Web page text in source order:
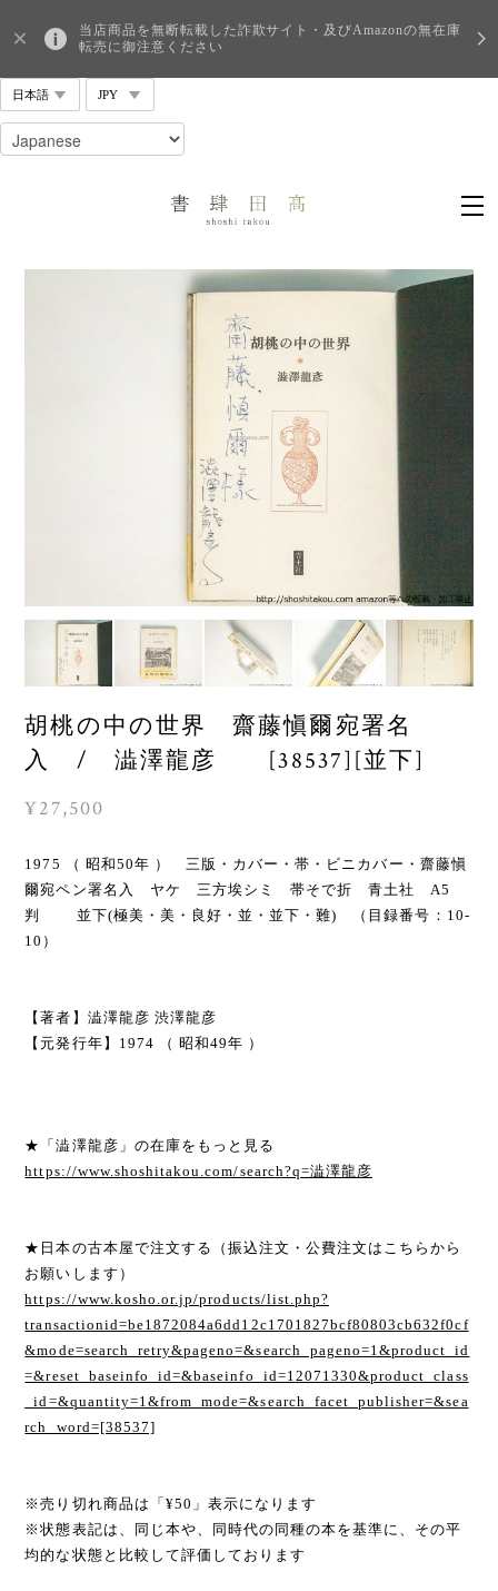
当店商品を無断転載した詐欺サイト・及びAmazonの無在庫
転売に御注意ください
胡桃の中の世界 齋藤愼爾宛署名
入 / 澁澤龍彦 [38537][並下]
¥27,500
1975 （ 昭和50年 ） 三版・カバー・帯・ビニカバー・齋藤愼
爾宛ペン署名入 ヤケ 三方埃シミ 帯そで折 青土社 A5
判 並下(極美・美・良好・並・並下・難) （目録番号：10-
10）
【著者】澁澤龍彦 渋澤龍彦
【元発行年】1974 （ 昭和49年 ）
★「澁澤龍彦」の在庫をもっと見る
https://www.shoshitakou.com/search?q=澁澤龍彦
★日本の古本屋で注文する（振込注文・公費注文はこちらから
お願いします）
https://www.kosho.or.jp/products/list.php?
transactionid=be1872084a6dd12c1701827bcf80803cb632f0cf
&mode=search_retry&pageno=&search_pageno=1&product_id
=&reset_baseinfo_id=&baseinfo_id=12071330&product_class
_id=&quantity=1&from_mode=&search_facet_publisher=&sea
rch_word=[38537]
※売り切れ商品は「¥50」表示になります
※状態表記は、同じ本や、同時代の同種の本を基準に、その平
均的な状態と比較して評価しております